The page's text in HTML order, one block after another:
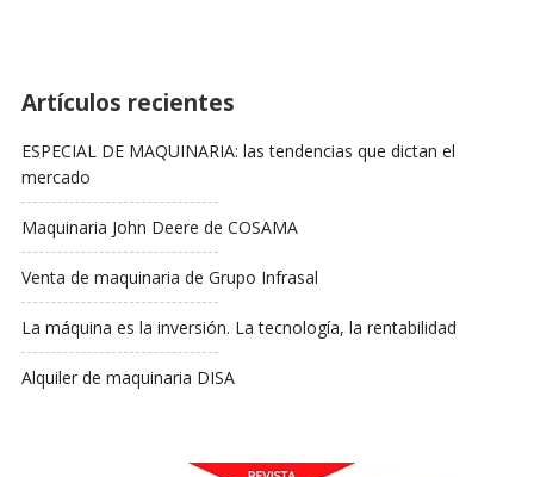
Artículos recientes
ESPECIAL DE MAQUINARIA: las tendencias que dictan el
mercado
Maquinaria John Deere de COSAMA
Venta de maquinaria de Grupo Infrasal
La máquina es la inversión. La tecnología, la rentabilidad
Alquiler de maquinaria DISA